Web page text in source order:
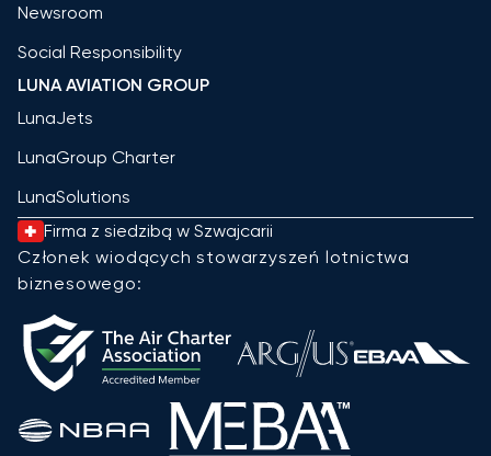
Newsroom
Social Responsibility
LUNA AVIATION GROUP
LunaJets
LunaGroup Charter
LunaSolutions
Firma z siedzibą w Szwajcarii
Członek wiodących stowarzyszeń lotnictwa
biznesowego: